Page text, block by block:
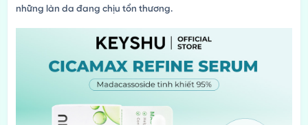
những làn da đang chịu tổn thương.